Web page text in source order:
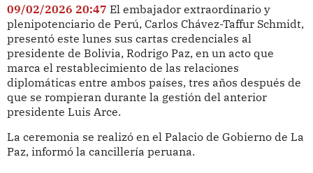
09/02/2026 20:47 El embajador extraordinario y
plenipotenciario de Perú, Carlos Chávez-Taffur Schmidt,
presentó este lunes sus cartas credenciales al
presidente de Bolivia, Rodrigo Paz, en un acto que
marca el restablecimiento de las relaciones
diplomáticas entre ambos países, tres años después de
que se rompieran durante la gestión del anterior
presidente Luis Arce.
La ceremonia se realizó en el Palacio de Gobierno de La
Paz, informó la cancillería peruana.